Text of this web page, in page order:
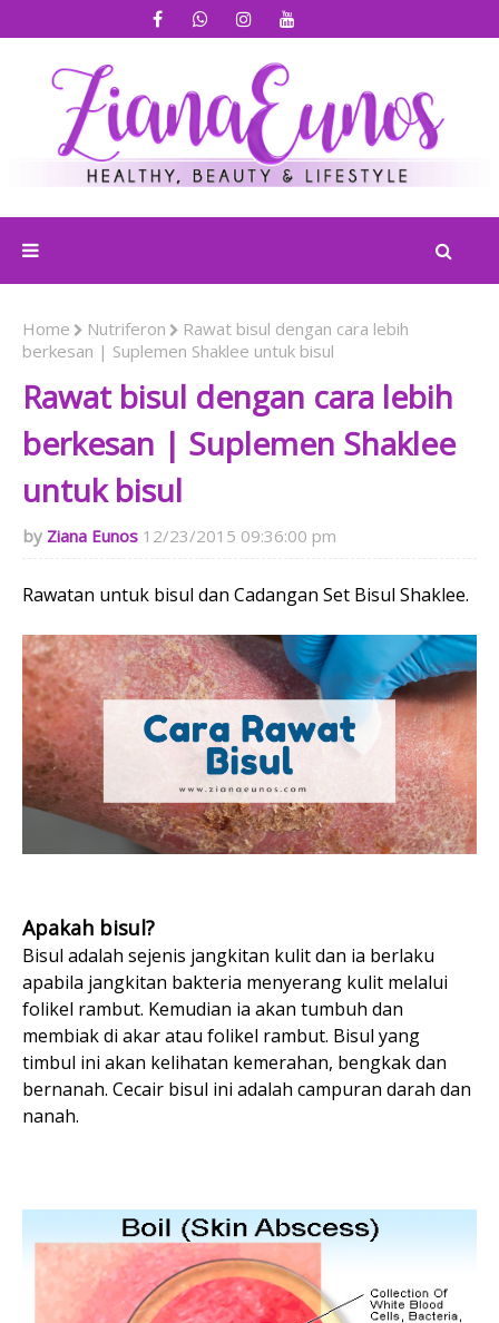
Home Nutriferon
Rawat bisul dengan cara lebih
berkesan | Suplemen Shaklee untuk bisul
Rawat bisul dengan cara lebih
berkesan | Suplemen Shaklee
untuk bisul
Ziana Eunos 12/23/2015 09:36:00 pm
Rawatan untuk bisul dan Cadangan Set Bisul Shaklee.
Apakah bisul?
Bisul adalah sejenis jangkitan kulit dan ia berlaku
apabila jangkitan bakteria menyerang kulit melalui
folikel rambut. Kemudian ia akan tumbuh dan
membiak di akar atau folikel rambut. Bisul yang
timbul ini akan kelihatan kemerahan, bengkak dan
bernanah. Cecair bisul ini adalah campuran darah dan
nanah.